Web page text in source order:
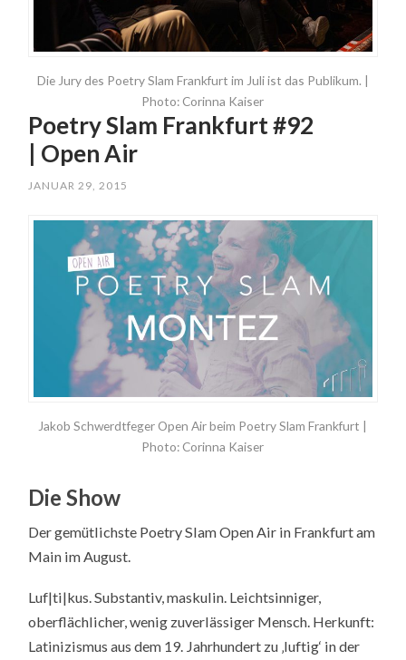
Die Jury des Poetry Slam Frankfurt im Juli ist das Publikum. |
Photo: Corinna Kaiser
Poetry Slam Frankfurt #92
| Open Air
JANUAR 29, 2015
Jakob Schwerdtfeger Open Air beim Poetry Slam Frankfurt |
Photo: Corinna Kaiser
Die Show
Der gemütlichste Poetry Slam Open Air in Frankfurt am
Main im August.
Luf|ti|kus. Substantiv, maskulin. Leichtsinniger,
oberflächlicher, wenig zuverlässiger Mensch. Herkunft:
Latinizismus aus dem 19. Jahrhundert zu ‚luftig‘ in der